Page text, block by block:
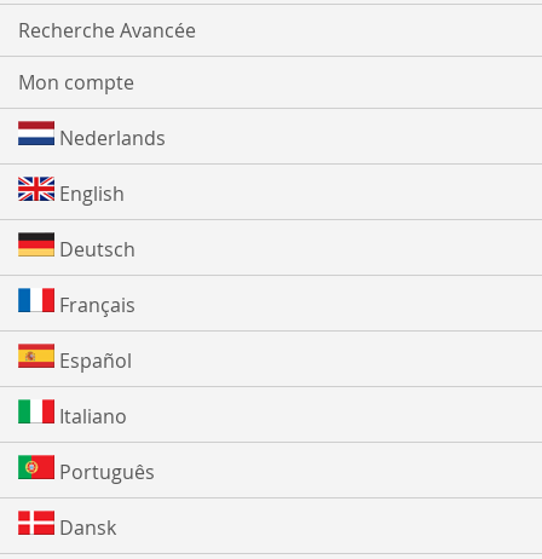
Recherche Avancée
Mon compte
Nederlands
English
Deutsch
Français
Español
Italiano
Português
Dansk